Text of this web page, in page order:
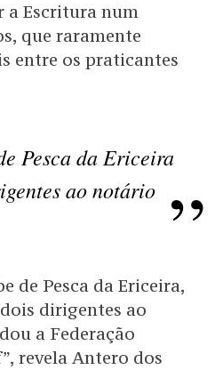
a Escritura num
que raramente
entre os praticantes
Pesca da Ericeira
ao notário
de Pesca da Ericeira,
dirigentes ao
a Federação
revela Antero dos